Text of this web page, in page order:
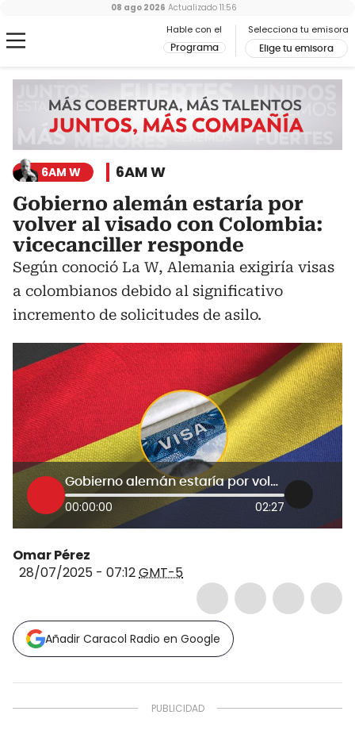
Hable con el
Programa
Selecciona tu emisora
Elige tu emisora
08 ago 2026 Actualizado 11:56
6AM W 6AM W
Gobierno alemán estaría por
volver al visado con Colombia:
vicecanciller responde
Según conoció La W, Alemania exigiría visas
a colombianos debido al significativo
incremento de solicitudes de asilo.
Gobierno alemán estaría por volver al visado con Colombia: vicecanciller responde
00:00:00 02:27
Omar Pérez
28/07/2025 - 07:12GMT-5
Añadir Caracol Radio en Google